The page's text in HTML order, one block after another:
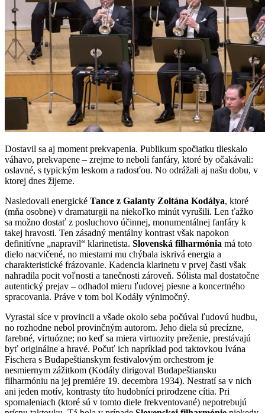
Dostavil sa aj moment prekvapenia. Publikum spočiatku tlieskalo
váhavo, prekvapene – zrejme to neboli fanfáry, ktoré by očakávali:
oslavné, s typickým leskom a radosťou. No odrážali aj našu dobu, v
ktorej dnes žijeme.
Nasledovali energické Tance z Galanty Zoltána Kodálya, ktoré
(mňa osobne) v dramaturgii na niekoľko minút vyrušili. Len ťažko
sa možno dostať z posluchovo účinnej, monumentálnej fanfáry k
takej hravosti. Ten zásadný mentálny kontrast však napokon
definitívne „napravil“ klarinetista. Slovenská filharmónia má toto
dielo nacvičené, no miestami mu chýbala iskrivá energia a
charakteristické frázovanie. Kadencia klarinetu v prvej časti však
nahradila pocit voľnosti a tanečnosti zároveň. Sólista mal dostatočne
autentický prejav – odhadol mieru ľudovej piesne a koncertného
spracovania. Práve v tom bol Kodály výnimočný.
Vyrastal síce v provincii a všade okolo seba počúval ľudovú hudbu,
no rozhodne nebol provinčným autorom. Jeho diela sú precízne,
farebné, virtuózne; no keď sa miera virtuozity preženie, prestávajú
byť originálne a hravé. Počuť ich napríklad pod taktovkou Ivána
Fischera s Budapeštianskym festivalovým orchestrom je
nesmiernym zážitkom (Kodály dirigoval Budapeštiansku
filharmóniu na jej premiére 19. decembra 1934). Nestratí sa v nich
ani jeden motív, kontrasty títo hudobníci prirodzene cítia. Pri
spomaleniach (ktoré sú v tomto diele frekventované) nepotrebujú